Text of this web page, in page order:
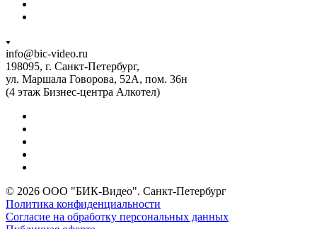
info@bic-video.ru
198095, г. Санкт-Петербург,
ул. Маршала Говорова, 52А, пом. 36н
(4 этаж Бизнес-центра Алкотел)
© 2026 ООО "БИК-Видео". Санкт-Петербург
Политика конфиденциальности
Согласие на обработку персональных данных